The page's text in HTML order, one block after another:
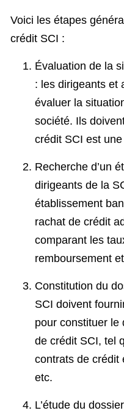
Voici les étapes
crédit SCI :
Évaluation de la
: les dirigeants et
évaluer la
société. Ils
crédit SCI est
Recherche d’un
dirigeants de la
établissement
rachat de crédit
comparant les
remboursement
Constitution du
SCI doivent
pour constituer le
de crédit SCI, tel
contrats de crédit
etc.
L’étude du